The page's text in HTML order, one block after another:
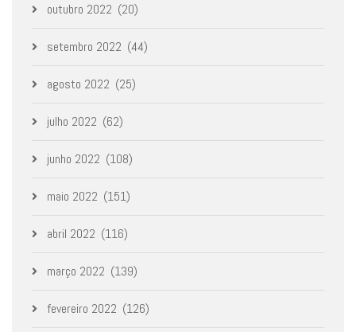
outubro 2022 (20)
setembro 2022 (44)
agosto 2022 (25)
julho 2022 (62)
junho 2022 (108)
maio 2022 (151)
abril 2022 (116)
março 2022 (139)
fevereiro 2022 (126)